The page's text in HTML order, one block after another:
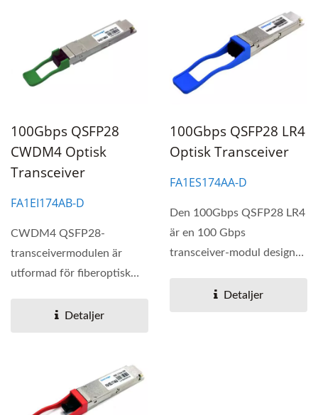
100Gbps QSFP28
CWDM4 Optisk
Transceiver
FA1EI174AB-D
CWDM4 QSFP28-
transceivermodulen är
utformad för fiberoptisk
Transceivern...Detaljer
100Gbps QSFP28 LR4
Optisk Transceiver
FA1ES174AA-D
Den 100Gbps QSFP28 LR4
är en 100 Gbps
transceiver-modul designad
Detaljer